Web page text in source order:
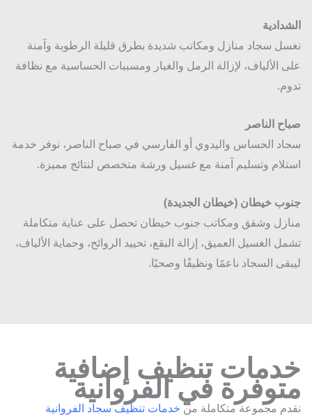
سجاد منازل ومكاتب شديدة بطرق قليلة الرطوبة وآمنة
الألياف، لإزالة الرمل والغبار ومسببات الحساسية مع نظافة
الناصر
الحساس واليدوي أو الفارسي في صباح الناصر، نوفر خدمة
وتسليم آمنة مع غسيل ورشة متخصص لنتائج مميزة.
خيطان (خيطان الجديدة)
وشقق ومكاتب جنوب خيطان تحصل على عناية متكاملة
الغسيل العميق، إزالة البقع، تحييد الروائح، وحماية الألياف،
السجاد ناعمًا ونظيفًا وصحيًا.
تنظيف إضافية
في الفروانية
مجموعة متكاملة منخدمات تنظيف سجاد الفروانية